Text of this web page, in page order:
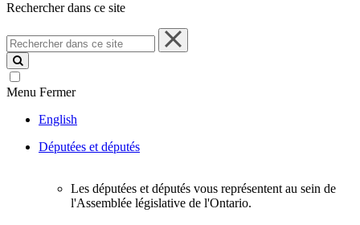
Rechercher dans ce site
Rechercher
dans
ce
site
Menu Fermer
English
Députées et députés
Les députées et députés vous représentent au sein de
l'Assemblée législative de l'Ontario.